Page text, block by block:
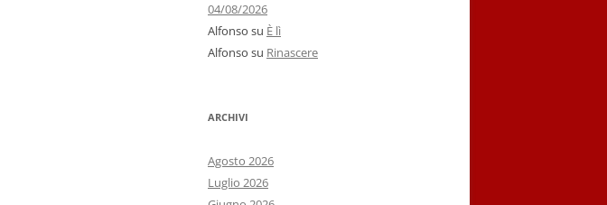
04/08/2026
Alfonso su È lì
Alfonso su Rinascere
ARCHIVI
Agosto 2026
Luglio 2026